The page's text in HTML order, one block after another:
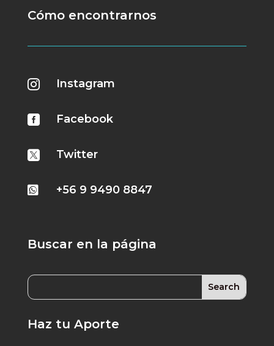
Cómo encontrarnos
 Instagram
 Facebook
 Twitter
 +56 9 9490 8847
Buscar en la página
Haz tu Aporte